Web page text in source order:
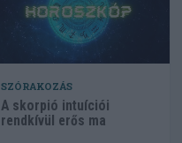
SZÓRAKOZÁS
A skorpió intuíciói
rendkívül erős ma